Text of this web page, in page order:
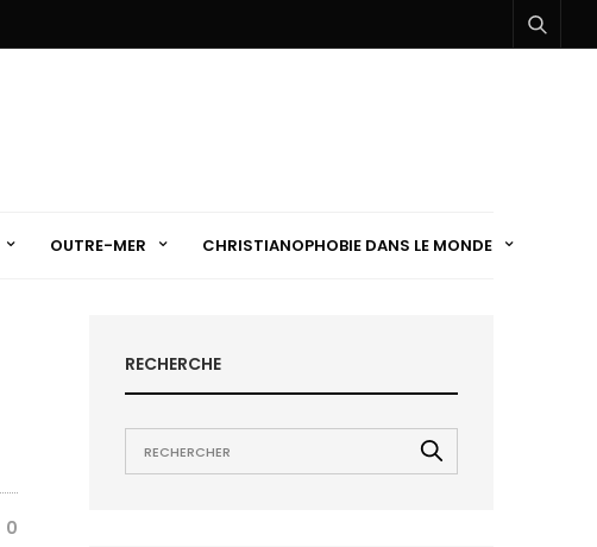
OUTRE-MER CHRISTIANOPHOBIE DANS LE MONDE
0
RECHERCHE